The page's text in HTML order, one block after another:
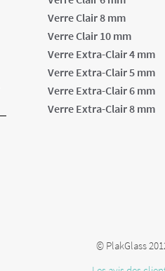
Verre Clair 8 mm
Verre Clair 10 mm
Verre Extra-Clair 4 mm
Verre Extra-Clair 5 mm
Verre Extra-Clair 6 mm
Verre Extra-Clair 8 mm
© PlakGlass